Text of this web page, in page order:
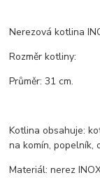
Nerezová kotlina
Rozměr kotliny:
Průměr: 31 cm.
Kotlina obsahuje:
na komín, popelník,
Materiál: nerez